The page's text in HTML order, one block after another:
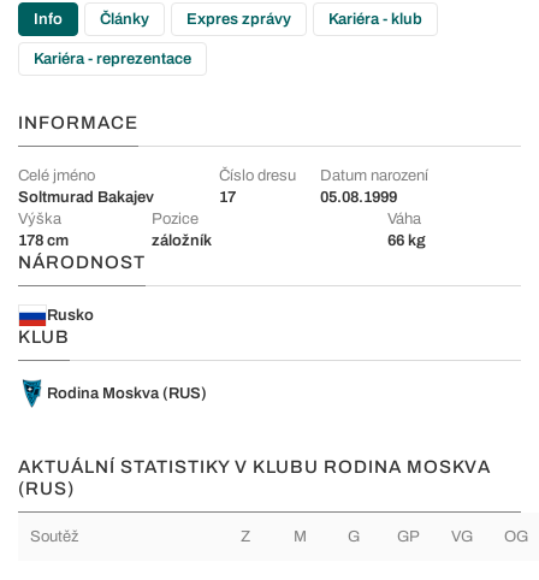
Info Články Expres zprávy Kariéra - klub
Kariéra - reprezentace
INFORMACE
Celé jméno
Soltmurad Bakajev
Číslo dresu
17
Datum narození
05.08.1999
Výška
178 cm
Pozice
záložník
Váha
66 kg
NÁRODNOST
Rusko
KLUB
Rodina Moskva (RUS)
AKTUÁLNÍ STATISTIKY V KLUBU RODINA MOSKVA
(RUS)
Soutěž Z M G GP VG OG